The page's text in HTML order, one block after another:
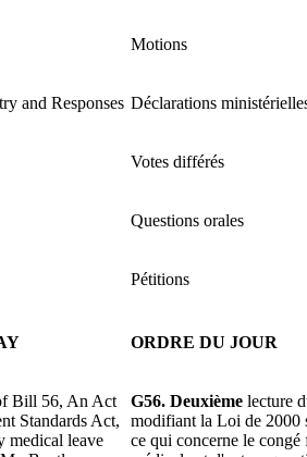
Motions
and Responses Déclarations
Votes différés
Questions orales
Pétitions
ORDRE DU JOUR
Bill 56, An Act
Standards Act,
medical leave
G56. Deuxième lecture
modifiant la Loi de 2000
ce qui concerne le